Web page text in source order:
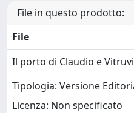
File in questo prodotto:
File
Il porto di Claudio e
Tipologia: Versione
Licenza: Non specificato